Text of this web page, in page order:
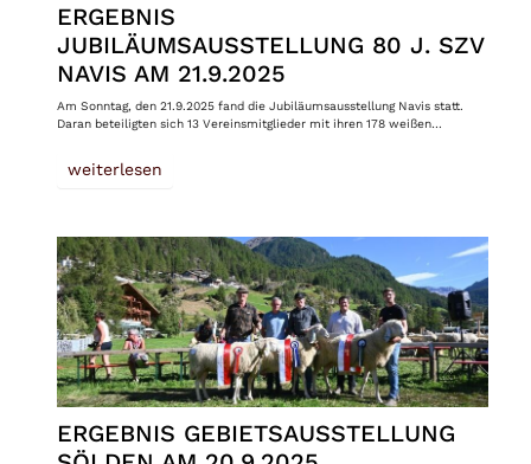
ERGEBNIS
JUBILÄUMSAUSSTELLUNG 80 J. SZV
NAVIS AM 21.9.2025
Am Sonntag, den 21.9.2025 fand die Jubiläumsausstellung Navis statt.
Daran beteiligten sich 13 Vereinsmitglieder mit ihren 178 weißen…
weiterlesen
ERGEBNIS GEBIETSAUSSTELLUNG